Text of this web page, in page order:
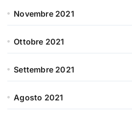
Novembre 2021
Ottobre 2021
Settembre 2021
Agosto 2021